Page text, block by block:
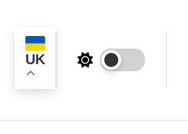
UK